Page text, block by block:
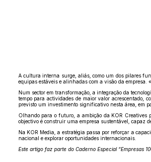
A cultura interna surge, aliás, como um dos pilares
equipas estáveis e alinhadas com a visão da empresa.
Num sector em transformação, a integração da
tempo para actividades de maior valor acrescentado,
previsto um investimento significativo nesta área, em
Olhando para o futuro, a ambição da KOR Creatives
objectivo é construir uma empresa sustentável, capaz
Na KOR Media, a estratégia passa por reforçar a
nacional e explorar oportunidades internacionais.
Este artigo faz parte do Caderno Especial “Empresas